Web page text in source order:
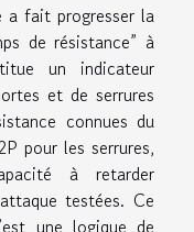
a fait progresser la
de résistance” à
un indicateur
et de serrures
connues du
pour les serrures,
à retarder
testées. Ce
une logique de